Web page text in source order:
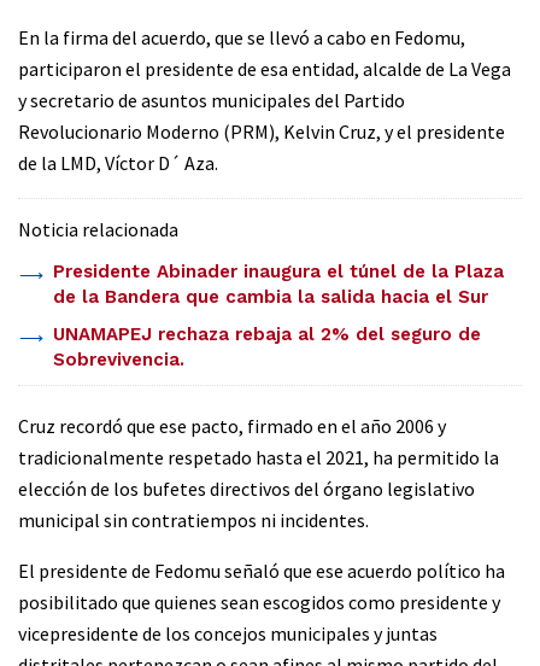
En la firma del acuerdo, que se llevó a cabo en Fedomu,
participaron el presidente de esa entidad, alcalde de La Vega
y secretario de asuntos municipales del Partido
Revolucionario Moderno (PRM), Kelvin Cruz, y el presidente
de la LMD, Víctor D´ Aza.
Noticia relacionada
Presidente Abinader inaugura el túnel de la Plaza
de la Bandera que cambia la salida hacia el Sur
UNAMAPEJ rechaza rebaja al 2% del seguro de
Sobrevivencia.
Cruz recordó que ese pacto, firmado en el año 2006 y
tradicionalmente respetado hasta el 2021, ha permitido la
elección de los bufetes directivos del órgano legislativo
municipal sin contratiempos ni incidentes.
El presidente de Fedomu señaló que ese acuerdo político ha
posibilitado que quienes sean escogidos como presidente y
vicepresidente de los concejos municipales y juntas